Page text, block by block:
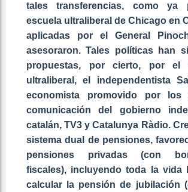
tales transferencias, como ya
escuela ultraliberal de Chicago en
aplicadas por el General
asesoraron. Tales políticas han
propuestas, por cierto, por el
ultraliberal, el independentista
economista promovido por los
comunicación del gobierno
catalán, TV3 y Catalunya Ràdio.
sistema dual de pensiones,
pensiones privadas (con
fiscales), incluyendo toda la vida
calcular la pensión de jubilación